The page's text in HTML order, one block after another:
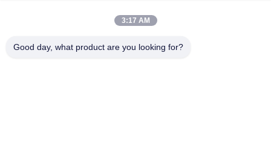
3:17 AM
Good day, what product are you looking for?